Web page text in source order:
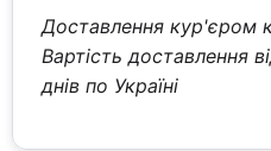
Доставлення кур'єром
Вартість доставлення
днів по Україні